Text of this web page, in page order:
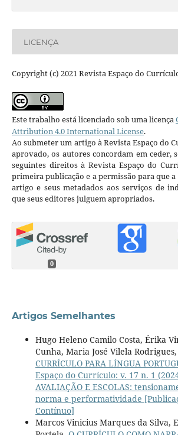
LICENÇA
Copyright (c) 2021 Revista Espaço do
Este trabalho está licenciado sob uma licença
Attribution 4.0 International License.
Ao submeter um artigo à Revista Espaço do
aprovado, os autores concordam em ceder,
seguintes direitos à Revista Espaço do
primeira publicação e a permissão para que a
artigo e seus metadados aos serviços de
que seus editores julguem apropriados.
0
Artigos Semelhantes
Hugo Heleno Camilo Costa, Érika
Cunha, Maria José Vilela Rodrigues,
CURRÍCULO PARA LÍNGUA
Espaço do Currículo: v. 17 n. 1
AVALIAÇÃO E ESCOLAS:
norma e performatividade
Contínuo]
Marcos Vinicius Marques da Silva,